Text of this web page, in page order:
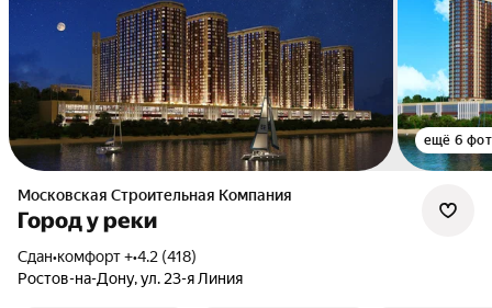
ещё 6
Московская Строительная Компания
Город у реки
Сдан•комфорт +•4.2 (418)
Ростов-на-Дону, ул. 23-я Линия